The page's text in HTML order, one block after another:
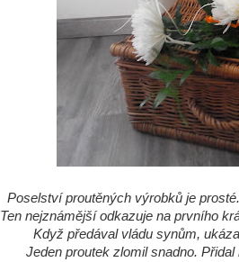
Poselství proutěných výrobků je
Ten nejznámější odkazuje na prvního
Když předával vládu synům,
Jeden proutek zlomil snadno.